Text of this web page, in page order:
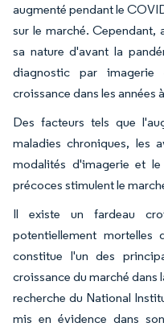
augmenté pendant le
sur le marché. Cependant,
sa nature d'avant la
diagnostic par
croissance dans les années
Des facteurs tels que
maladies chroniques, les
modalités d'imagerie et
précoces stimulent le
Il existe un fardeau
potentiellement
constitue l'un des
croissance du marché dans
recherche du National
mis en évidence dans